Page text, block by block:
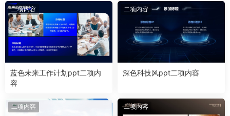
二项内容
蓝色未来工作计划ppt二项内
容
二项内容
深色科技风ppt二项内容
二项内容 二项内容